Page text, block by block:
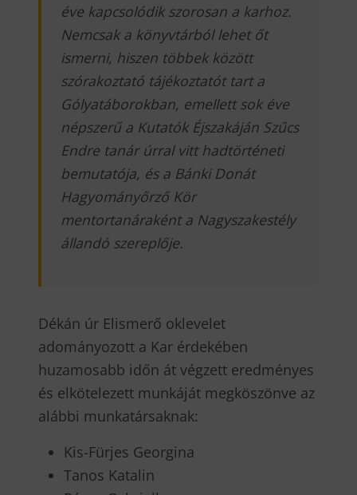
éve kapcsolódik szorosan a karhoz.
Nemcsak a könyvtárból lehet őt
ismerni, hiszen többek között
szórakoztató tájékoztatót tart a
Gólyatáborokban, emellett sok éve
népszerű a Kutatók Éjszakáján Szűcs
Endre tanár úrral vitt hadtörténeti
bemutatója, és a Bánki Donát
Hagyományőrző Kör
mentortanáraként a Nagyszakestély
állandó szereplője.
Dékán úr Elismerő oklevelet
adományozott a Kar érdekében
huzamosabb időn át végzett eredményes
és elkötelezett munkáját megköszönve az
alábbi munkatársaknak:
Kis-Fürjes Georgina
Tanos Katalin